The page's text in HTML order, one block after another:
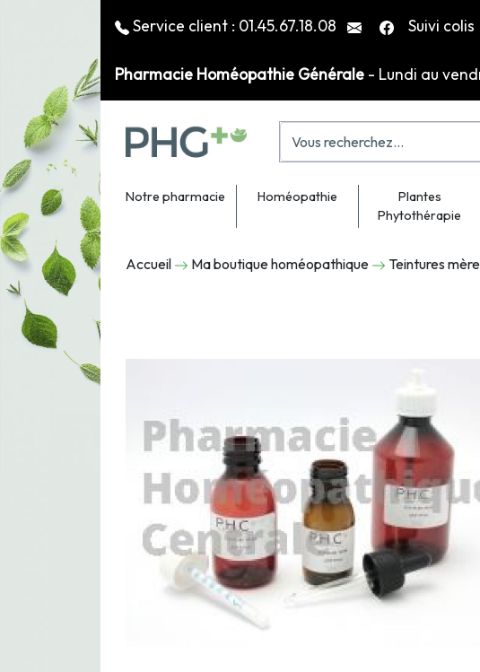
Service client : 01.45.67.18.08 Suivi colis
Pharmacie Homéopathie Générale - Lundi au
Notre pharmacie Homéopathie
Plantes
Phytothérapie
Accueil Ma boutique homéopathique Teintures